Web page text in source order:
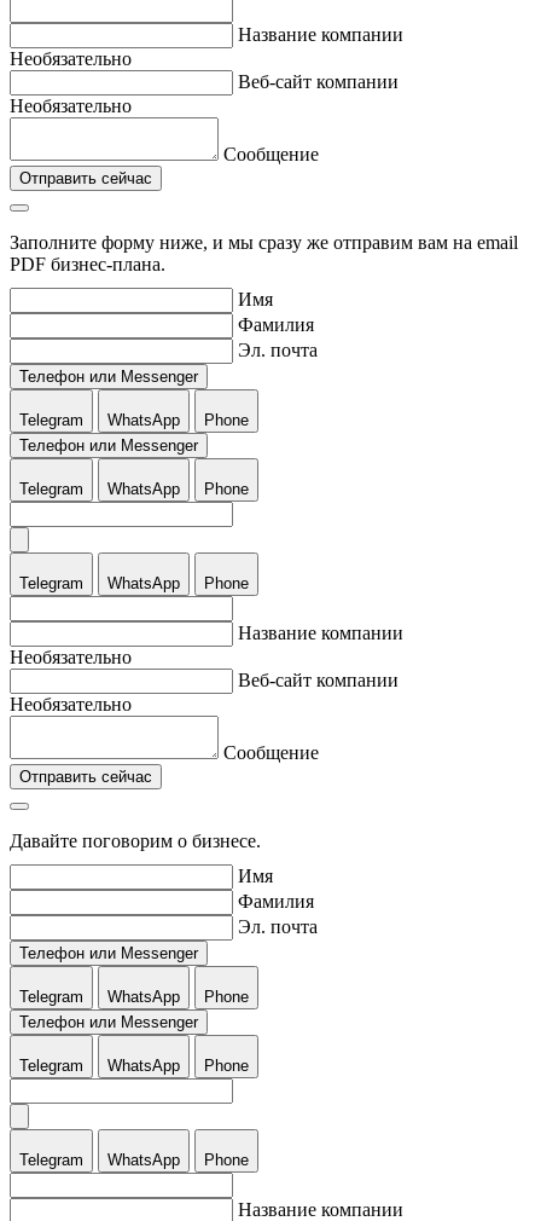
Название компании
Необязательно
Веб-сайт компании
Необязательно
Сообщение
Отправить сейчас
Заполните форму ниже, и мы сразу же отправим вам на email
PDF бизнес-плана.
Имя
Фамилия
Эл. почта
Телефон или Messenger
Telegram WhatsApp
Phone
Телефон или Messenger
Telegram WhatsApp Phone
Telegram WhatsApp Phone
Название компании
Необязательно
Веб-сайт компании
Необязательно
Сообщение
Отправить сейчас
Давайте поговорим о бизнесе.
Имя
Фамилия
Эл. почта
Телефон или Messenger
Telegram WhatsApp
Phone
Телефон или Messenger
Telegram WhatsApp Phone
Telegram WhatsApp Phone
Название компании